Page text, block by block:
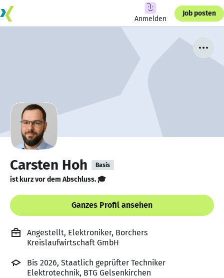
Anmelden
Job posten
Carsten Hoh Basis
ist kurz vor dem Abschluss. 🎓
Ganzes Profil ansehen
Angestellt, Elektroniker, Borchers
Kreislaufwirtschaft GmbH
Bis 2026, Staatlich geprüfter Techniker
Elektrotechnik, BTG Gelsenkirchen